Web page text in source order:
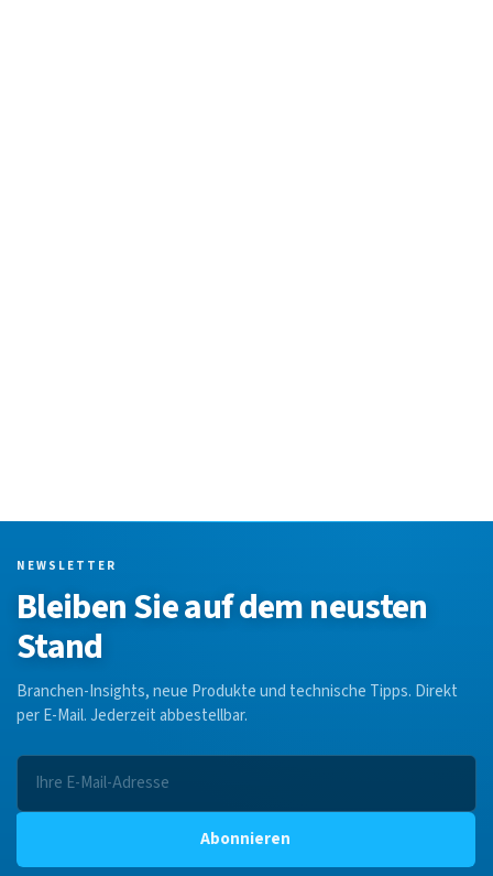
NEWSLETTER
Bleiben Sie auf dem neusten
Stand
Branchen-Insights, neue Produkte und technische Tipps. Direkt
per E-Mail. Jederzeit abbestellbar.
Abonnieren